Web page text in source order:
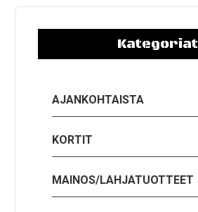
Kategoriat
AJANKOHTAISTA
KORTIT
MAINOS/LAHJATUOTTEET